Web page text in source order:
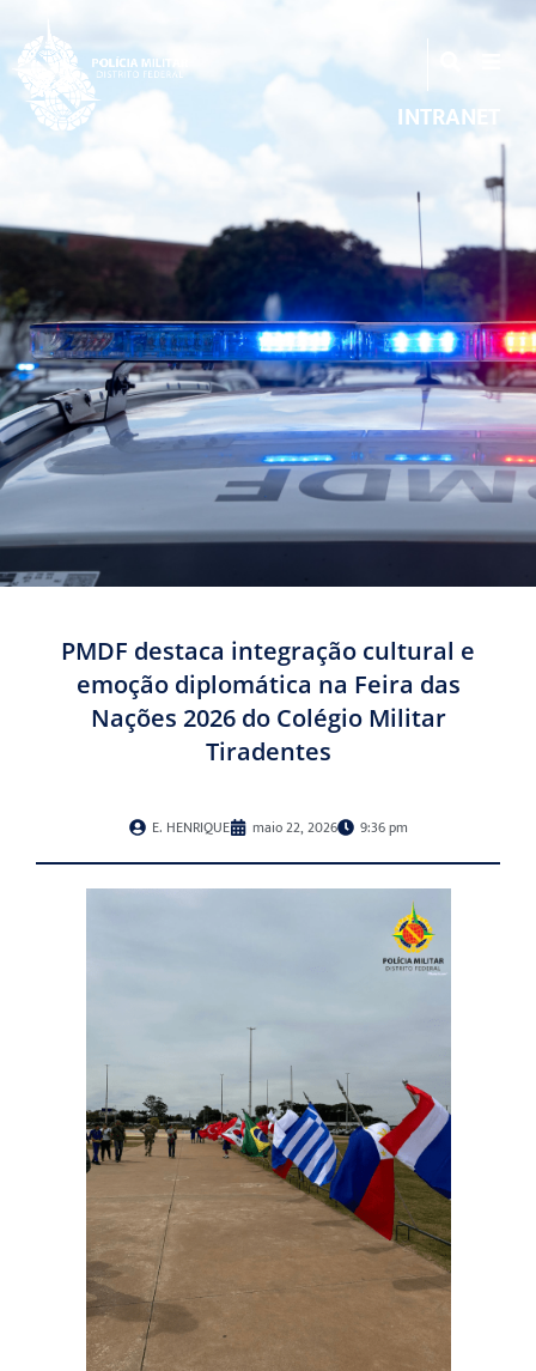
INTRANET
PMDF destaca integração cultural e
emoção diplomática na Feira das
Nações 2026 do Colégio Militar
Tiradentes
E. HENRIQUE maio 22, 2026 9:36 pm